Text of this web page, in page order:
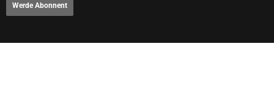
Werde Abonnent